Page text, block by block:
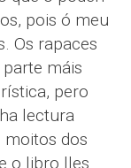
pois ó meu
Os rapaces
máis
pero
lectura
moitos dos
o libro lles